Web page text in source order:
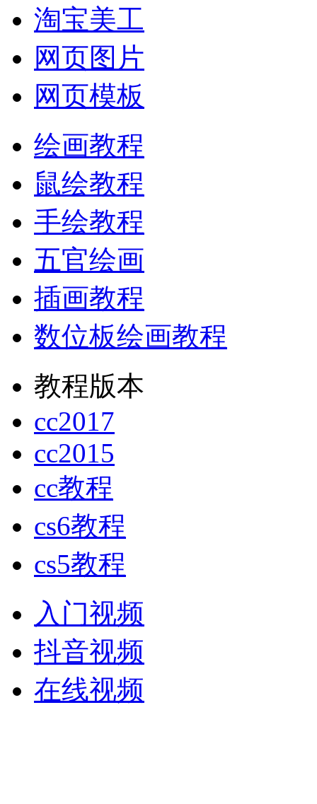
淘宝美工
网页图片
网页模板
绘画教程
鼠绘教程
手绘教程
五官绘画
插画教程
数位板绘画教程
教程版本
cc2017
cc2015
cc教程
cs6教程
cs5教程
入门视频
抖音视频
在线视频